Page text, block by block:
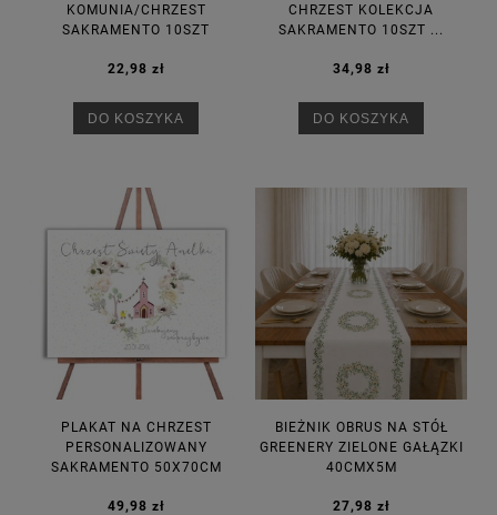
KOMUNIA/CHRZEST
SAKRAMENTO 10SZT
22,98 zł
DO KOSZYKA
CHRZEST KOLEKCJA
SAKRAMENTO 10SZT ...
34,98 zł
DO KOSZYKA
PLAKAT NA CHRZEST
PERSONALIZOWANY
SAKRAMENTO 50X70CM
49,98 zł
BIEŻNIK OBRUS NA STÓŁ
GREENERY ZIELONE GAŁĄZKI
40CMX5M
27,98 zł